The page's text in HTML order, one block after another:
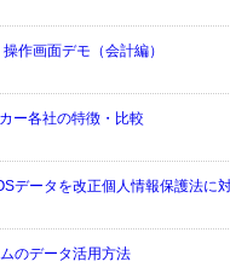
作画面デモ（会計編）
ー各社の特徴・比較
データを改正個人情報保護法に
のデータ活用方法